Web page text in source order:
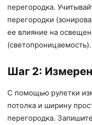
перегородка.
перегородки
ее влияние на
(светопроницаемость).
Шаг 2:
С помощью рулетки
потолка и ширину
перегородка.